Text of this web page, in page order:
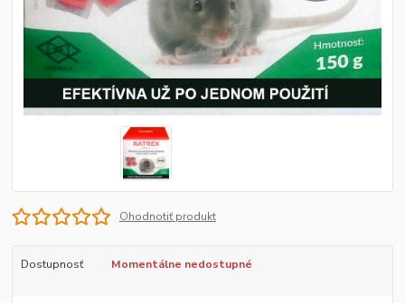
Ohodnotiť produkt
Dostupnosť Momentálne nedostupné